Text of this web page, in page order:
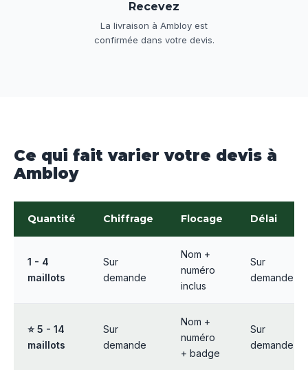
Recevez
La livraison à Ambloy est
confirmée dans votre devis.
Ce qui fait varier votre devis à
Ambloy
Quantité Chiffrage Flocage Délai
1 - 4
maillots
Sur
demande
Nom +
numéro
inclus
Sur
demande
⭐ 5 - 14
maillots
Sur
demande
Nom +
numéro
+ badge
Sur
demande